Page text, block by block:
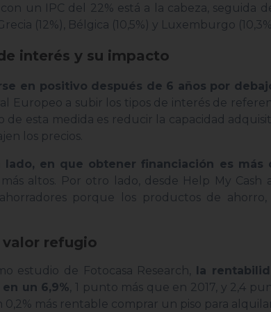
con un IPC del 22% está a la cabeza, seguida
(12%), Bélgica (10,5%) y Luxemburgo
interés y su impacto
en positivo después de 6 años por
Europeo a subir los tipos de interés de
de esta medida es reducir la capacidad
los precios.
lado, en que obtener financiación es más
altos. Por otro lado, desde Help My
porque los productos de
valor refugio
estudio de Fotocasa Research, la
un 6,9% , 1 punto más que en 2017, y 2,4
0,2% más rentable comprar un piso para